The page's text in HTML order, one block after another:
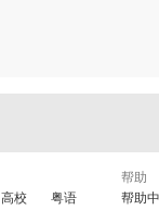
高校
粤语
帮助
帮助